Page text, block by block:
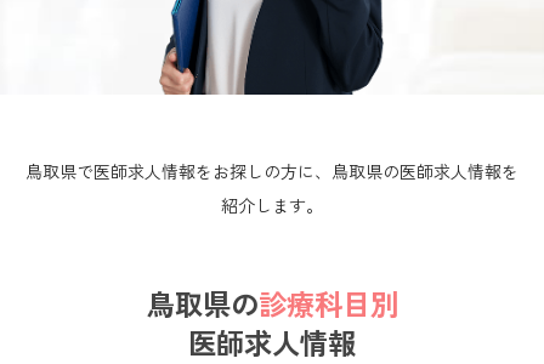
鳥取県で医師求人情報をお探しの方に、鳥取県の医師求人情報を
紹介します。
鳥取県の診療科目別
医師求人情報